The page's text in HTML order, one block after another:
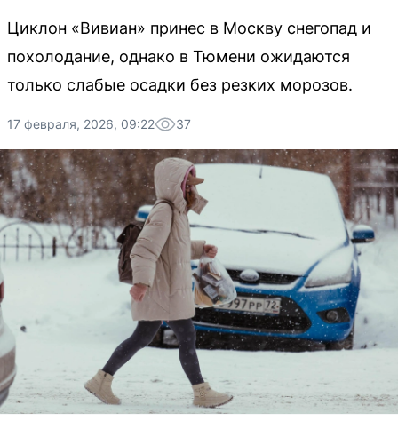
Циклон «Вивиан» принес в Москву снегопад и
похолодание, однако в Тюмени ожидаются
только слабые осадки без резких морозов.
17 февраля, 2026, 09:22 37